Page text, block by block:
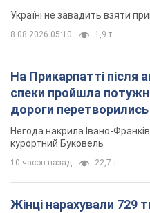
Україні не завадить взяти
8.08.2026 05:10 1,9 т.
На Прикарпатті після
спеки пройшла
дороги перетворились
Відео
Негода накрила Івано-
курортний Буковель
10 часов назад 22,7 т.
Жінці нарахували 729